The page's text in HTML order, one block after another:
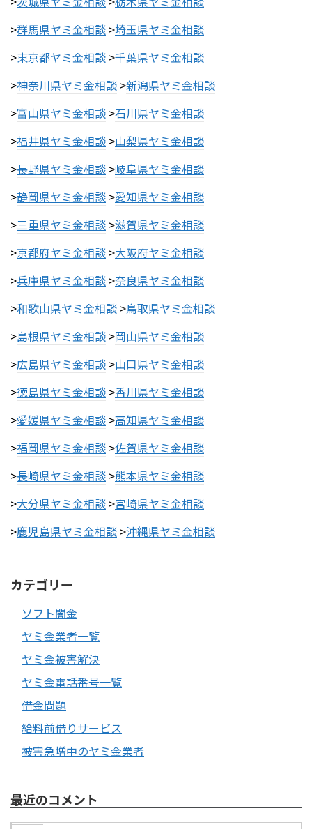
>群馬県ヤミ金相談 >埼玉県ヤミ金相談
>東京都ヤミ金相談 >千葉県ヤミ金相談
>神奈川県ヤミ金相談 >新潟県ヤミ金相談
>富山県ヤミ金相談 >石川県ヤミ金相談
>福井県ヤミ金相談 >山梨県ヤミ金相談
>長野県ヤミ金相談 >岐阜県ヤミ金相談
>静岡県ヤミ金相談 >愛知県ヤミ金相談
>三重県ヤミ金相談 >滋賀県ヤミ金相談
>京都府ヤミ金相談 >大阪府ヤミ金相談
>兵庫県ヤミ金相談 >奈良県ヤミ金相談
>和歌山県ヤミ金相談 >鳥取県ヤミ金相談
>島根県ヤミ金相談 >岡山県ヤミ金相談
>広島県ヤミ金相談 >山口県ヤミ金相談
>徳島県ヤミ金相談 >香川県ヤミ金相談
>愛媛県ヤミ金相談 >高知県ヤミ金相談
>福岡県ヤミ金相談 >佐賀県ヤミ金相談
>長崎県ヤミ金相談 >熊本県ヤミ金相談
>大分県ヤミ金相談 >宮崎県ヤミ金相談
>鹿児島県ヤミ金相談 >沖縄県ヤミ金相談
カテゴリー
ソフト闇金
ヤミ金業者一覧
ヤミ金被害解決
ヤミ金電話番号一覧
借金問題
給料前借りサービス
被害急増中のヤミ金業者
最近のコメント